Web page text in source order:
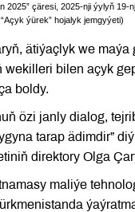
2025” çäresi, 2025-nji ýylyň 19-
ýürek” hojalyk jemgyýeti)
ätiýaçlyk we maýa
wekilleri bilen açyk
boldy.
özi janly dialog,
tarap ädimdir”
direktory Olga
maliýe